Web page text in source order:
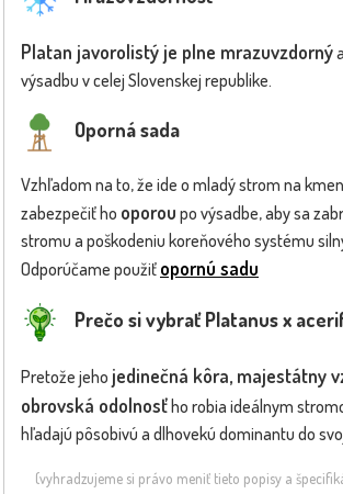
Platan javorolistý je plne mrazuvzdorný
výsadbu v celej Slovenskej republike.
Oporná sada
Vzhľadom na to, že ide o mladý strom na
zabezpečiť ho oporou po výsadbe, aby sa
stromu a poškodeniu koreňového systému
Odporúčame použiť opornú sadu
Prečo si vybrať Platanus x
Pretože jeho jedinečná kôra, majestátny
obrovská odolnosť ho robia ideálnym
hľadajú pôsobivú a dlhovekú dominantu do
(vyhradzujeme si právo meniť tieto popisy a